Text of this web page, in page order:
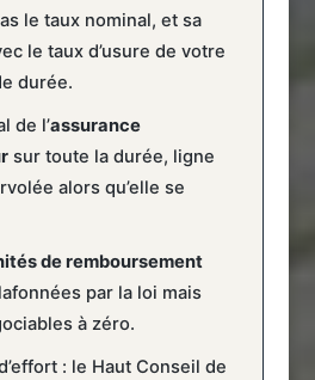
le taux nominal, et sa
le taux d’usure de votre
durée.
de l’assurance
sur toute la durée, ligne
alors qu’elle se
de remboursement
par la loi mais
à zéro.
: le Haut Conseil de